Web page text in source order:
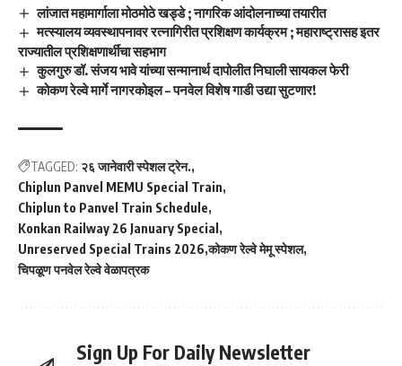
लांजात महामार्गाला मोठमोठे खड्डे ; नागरिक आंदोलनाच्या तयारीत
मत्स्यालय व्यवस्थापनावर रत्नागिरीत प्रशिक्षण कार्यक्रम ; महाराष्ट्रासह इतर
राज्यातील प्रशिक्षणार्थींचा सहभाग
कुलगुरु डॉ. संजय भावे यांच्या सन्मानार्थ दापोलीत निघाली सायकल फेरी
कोकण रेल्वे मार्गे नागरकोइल – पनवेल विशेष गाडी उद्या सुटणार!
TAGGED: २६ जानेवारी स्पेशल ट्रेन.
Chiplun Panvel MEMU Special Train
Chiplun to Panvel Train Schedule
Konkan Railway 26 January Special
Unreserved Special Trains 2026 कोकण रेल्वे मेमू स्पेशल
चिपळूण पनवेल रेल्वे वेळापत्रक
Sign Up For Daily Newsletter